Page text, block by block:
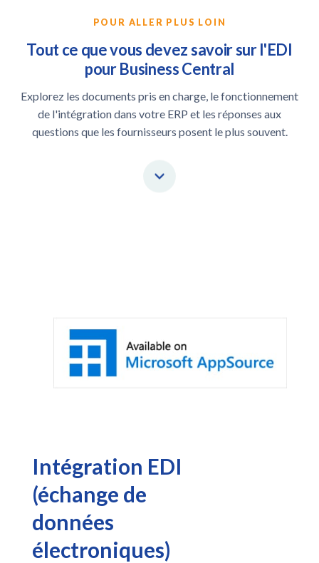
POUR ALLER PLUS LOIN
Tout ce que vous devez savoir sur l'EDI
pour Business Central
Explorez les documents pris en charge, le fonctionnement
de l'intégration dans votre ERP et les réponses aux
questions que les fournisseurs posent le plus souvent.
Intégration EDI
(échange de
données
électroniques)